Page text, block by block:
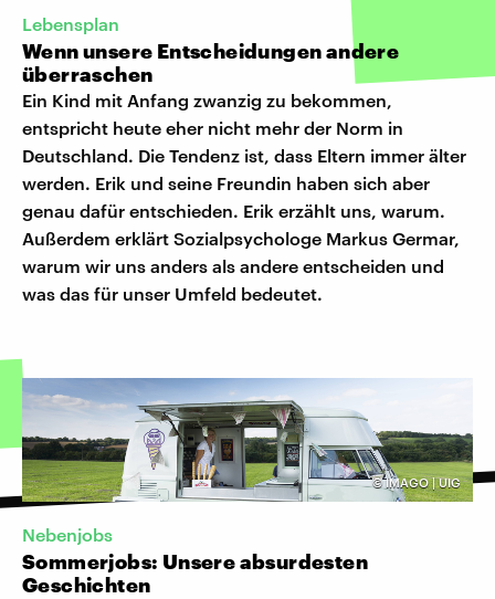
Lebensplan
Wenn unsere Entscheidungen andere
überraschen
Ein Kind mit Anfang zwanzig zu bekommen,
entspricht heute eher nicht mehr der Norm in
Deutschland. Die Tendenz ist, dass Eltern immer älter
werden. Erik und seine Freundin haben sich aber
genau dafür entschieden. Erik erzählt uns, warum.
Außerdem erklärt Sozialpsychologe Markus Germar,
warum wir uns anders als andere entscheiden und
was das für unser Umfeld bedeutet.
©IMAGO | UIG
Nebenjobs
Sommerjobs: Unsere absurdesten
Geschichten